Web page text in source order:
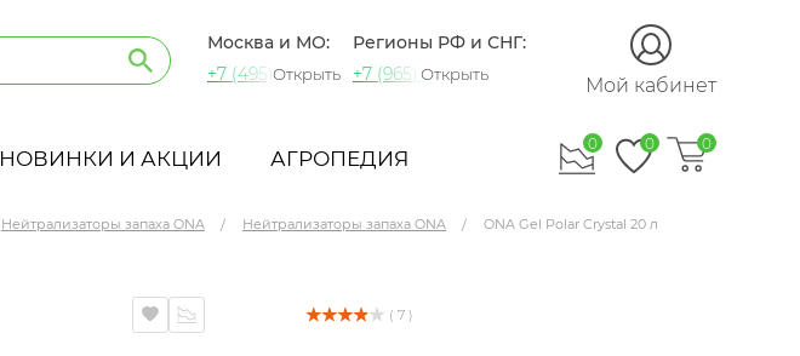
Москва и МО:
+7 (495) 721-60-15
Открыть
Регионы РФ и СНГ:
+7 (965) 420-10-10
Открыть Мой кабинет
НОВИНКИ И АКЦИИ АГРОПЕДИЯ
0 0 0
Нейтрализаторы запаха ONA Нейтрализаторы запаха ONA ONA Gel Polar Crystal 20 л
( 7 )